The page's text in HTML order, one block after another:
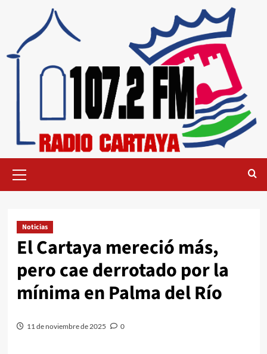
Noticias
El Cartaya mereció más,
pero cae derrotado por la
mínima en Palma del Río
11 de noviembre de 2025 0